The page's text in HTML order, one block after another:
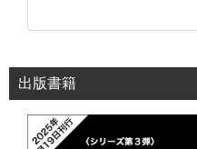
出版書籍